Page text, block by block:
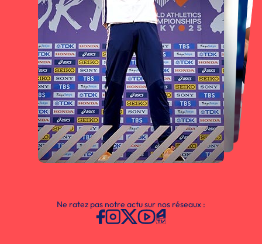
Ne ratez pas notre actu sur nos réseaux :